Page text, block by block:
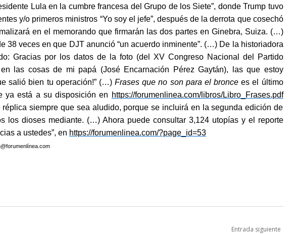
Lula en la cumbre francesa del Grupo de los Siete”, donde Trump tuvo
y/o primeros ministros “Yo soy el jefe”, después de la derrota que cosechó
en el memorando que firmarán las dos partes en Ginebra, Suiza. (…)
38 veces en que DJT anunció “un acuerdo inminente”. (…) De la historiadora
Gracias por los datos de la foto (del XV Congreso Nacional del Partido
las cosas de mi papá (José Encarnación Pérez Gaytán), las que estoy
salió bien tu operación!” (…)Frases que no son para el broncees el último
ya está a su disposición en https://forumenlinea.com/libros/Libro_Frases.pdf
siempre que sea aludido, porque se incluirá en la segunda edición de
los dioses mediante. (…) Ahora puede consultar 3,124 utopías y el reporte
a ustedes”, en https://forumenlinea.com/?page_id=53
Entrada siguiente